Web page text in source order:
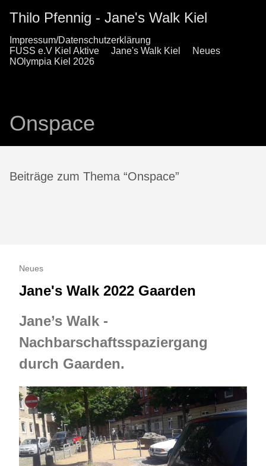
Thilo Pfennig - Jane's Walk Kiel
Impressum/Datenschutzerklärung
FUSS e.V Kiel Aktive
Jane's Walk Kiel
Neues
NOlympia Kiel 2026
Onspace
Beiträge zum Thema “Onspace”
Neues
Jane's Walk 2022 Gaarden
Jane’s Walk -
Nachbarschaftsspaziergang
durch Gaarden.